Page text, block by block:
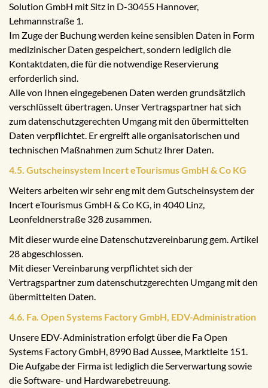
Solution GmbH mit Sitz in D-30455 Hannover,
Lehmannstraße 1.
Im Zuge der Buchung werden keine sensiblen Daten in Form
medizinischer Daten gespeichert, sondern lediglich die
Kontaktdaten, die für die notwendige Reservierung
erforderlich sind.
Alle von Ihnen eingegebenen Daten werden grundsätzlich
verschlüsselt übertragen. Unser Vertragspartner hat sich
zum datenschutzgerechten Umgang mit den übermittelten
Daten verpflichtet. Er ergreift alle organisatorischen und
technischen Maßnahmen zum Schutz Ihrer Daten.
4.5. Gutscheinsystem Incert eTourismus GmbH & Co KG
Weiters arbeiten wir sehr eng mit dem Gutscheinsystem der
Incert eTourismus GmbH & Co KG, in 4040 Linz,
Leonfeldnerstraße 328 zusammen.
Mit dieser wurde eine Datenschutzvereinbarung gem. Artikel
28 abgeschlossen.
Mit dieser Vereinbarung verpflichtet sich der
Vertragspartner zum datenschutzgerechten Umgang mit den
übermittelten Daten.
4.6. Fa. Open Systems Factory GmbH, EDV-Administration
Unsere EDV-Administration erfolgt über die Fa Open
Systems Factory GmbH, 8990 Bad Aussee, Marktleite 151.
Die Aufgabe der Firma ist lediglich die Serverwartung sowie
die Software- und Hardwarebetreuung.